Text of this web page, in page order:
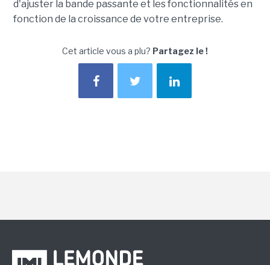
d'ajuster la bande passante et les fonctionnalités en
fonction de la croissance de votre entreprise.
Cet article vous a plu? Partagez le !